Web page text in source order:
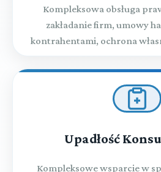
Kompleksowa obsługa
zakładanie firm, umowy
kontrahentami, ochrona
Upadłość
Kompleksowe wsparcie w